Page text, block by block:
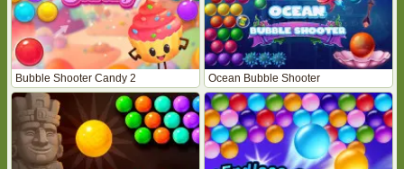
Bubble Shooter Candy 2 Ocean Bubble Shooter